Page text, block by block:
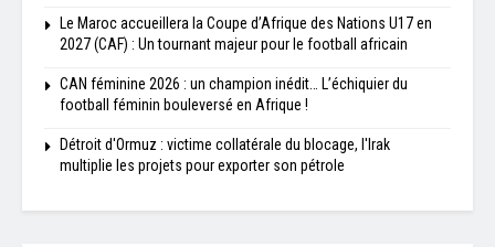
Le Maroc accueillera la Coupe d’Afrique des Nations U17 en
2027 (CAF) : Un tournant majeur pour le football africain
CAN féminine 2026 : un champion inédit… L’échiquier du
football féminin bouleversé en Afrique !
Détroit d'Ormuz : victime collatérale du blocage, l'Irak
multiplie les projets pour exporter son pétrole